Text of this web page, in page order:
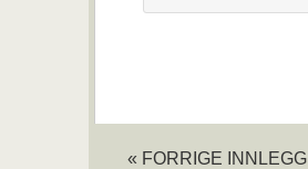
« FORRIGE INNLEGG